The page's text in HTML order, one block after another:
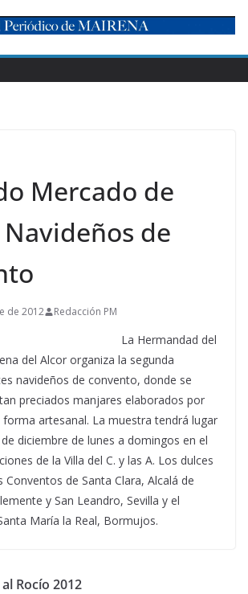
Mercado de
de
de 2012 Redacción PM
La Hermandad del
del Alcor organiza la segunda
navideños de convento, donde se
preciados manjares elaborados por
forma artesanal. La muestra tendrá lugar
diciembre de lunes a domingos en el
de la Villa del C. y las A. Los dulces
Conventos de Santa Clara, Alcalá de
y San Leandro, Sevilla y el
María la Real, Bormujos.
Rocío 2012